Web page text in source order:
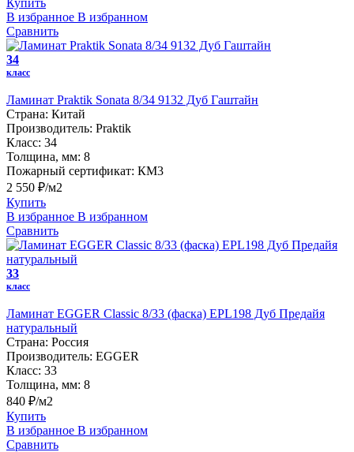
В избранное В избранном
Сравнить
34
класс
Ламинат Praktik Sonata 8/34 9132 Дуб Гаштайн
Страна: Китай
Производитель: Praktik
Класс: 34
Толщина, мм: 8
Пожарный сертификат: КМ3
2 550 ₽/м2
Купить
В избранное В избранном
Сравнить
33
класс
Ламинат EGGER Classic 8/33 (фаска) EPL198 Дуб Предайя
натуральный
Страна: Россия
Производитель: EGGER
Класс: 33
Толщина, мм: 8
840 ₽/м2
Купить
В избранное В избранном
Сравнить